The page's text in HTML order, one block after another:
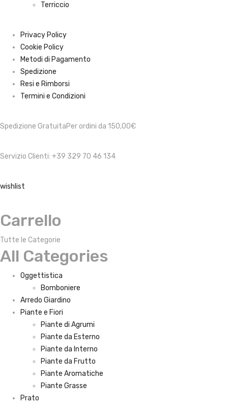
Terriccio
Privacy Policy
Cookie Policy
Metodi di Pagamento
Spedizione
Resi e Rimborsi
Termini e Condizioni
Spedizione GratuitaPer ordini da 150,00€
Servizio Clienti: +39 329 70 46 134
wishlist
Carrello
Tutte le Categorie
All Categories
Oggettistica
Bomboniere
Arredo Giardino
Piante e Fiori
Piante di Agrumi
Piante da Esterno
Piante da Interno
Piante da Frutto
Piante Aromatiche
Piante Grasse
Prato